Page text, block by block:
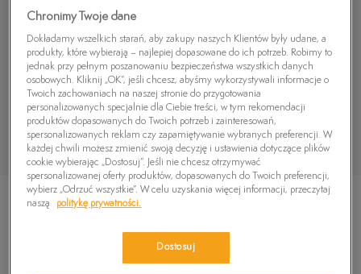
TIMBERLAND FIELD TREKKER LOW
Chronimy Twoje dane
Dokładamy wszelkich starań, aby zakupy naszych Klientów były udane, a
produkty, które wybierają – najlepiej dopasowane do ich potrzeb. Robimy to
jednak przy pełnym poszanowaniu bezpieczeństwa wszystkich danych
osobowych. Kliknij „OK”, jeśli chcesz, abyśmy wykorzystywali informacje o
Twoich zachowaniach na naszej stronie do przygotowania
personalizowanych specjalnie dla Ciebie treści, w tym rekomendacji
produktów dopasowanych do Twoich potrzeb i zainteresowań,
spersonalizowanych reklam czy zapamiętywanie wybranych preferencji. W
każdej chwili możesz zmienić swoją decyzję i ustawienia dotyczące plików
cookie wybierając „Dostosuj”. Jeśli nie chcesz otrzymywać
spersonalizowanej oferty produktów, dopasowanych do Twoich preferencji,
wybierz „Odrzuć wszystkie”. W celu uzyskania więcej informacji, przeczytaj
naszą
politykę prywatności.
Dostosuj